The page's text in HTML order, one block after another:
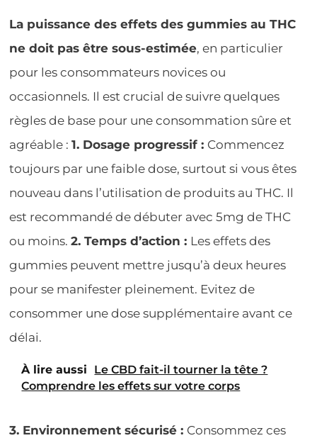
La puissance des effets des gummies au THC
ne doit pas être sous-estimée, en particulier
pour les consommateurs novices ou
occasionnels. Il est crucial de suivre quelques
règles de base pour une consommation sûre et
agréable :1. Dosage progressif : Commencez
toujours par une faible dose, surtout si vous êtes
nouveau dans l’utilisation de produits au THC. Il
est recommandé de débuter avec 5mg de THC
ou moins.2. Temps d’action : Les effets des
gummies peuvent mettre jusqu’à deux heures
pour se manifester pleinement. Evitez de
consommer une dose supplémentaire avant ce
délai.
À lire aussi
Le CBD fait-il tourner la tête ?
Comprendre les effets sur votre corps
3. Environnement sécurisé : Consommez ces